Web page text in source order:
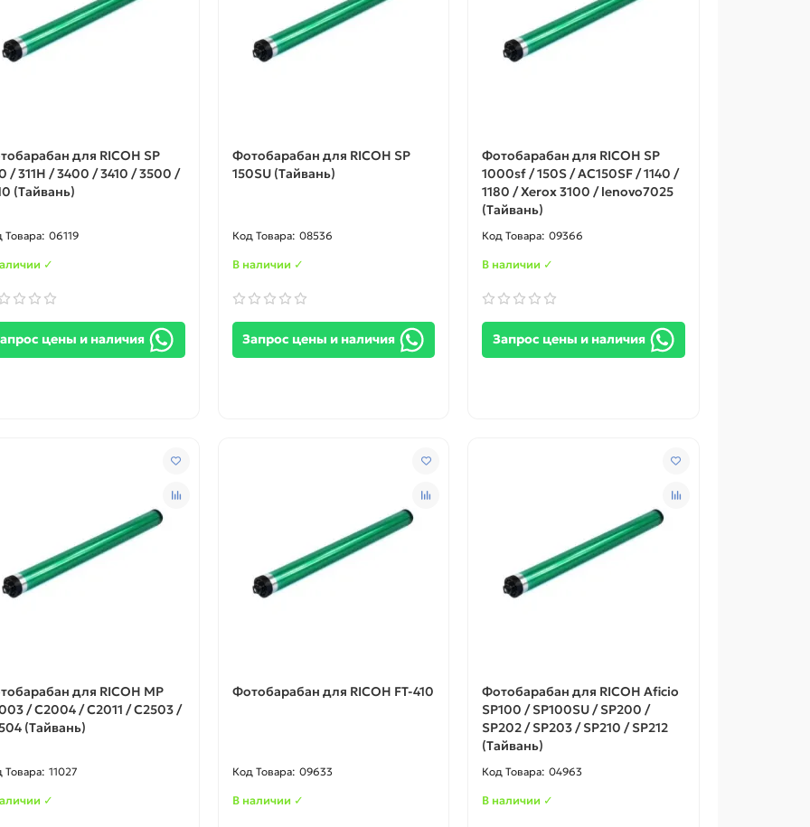
для RICOH SP
/ 311H / 3400 / 3410 / 3500 /
(Тайвань)
06119
✓
цены и наличия
Фотобарабан для RICOH SP
150SU (Тайвань)
08536
В наличии ✓
Запрос цены и наличия
Фотобарабан для RICOH SP
1000sf / 150S / AC150SF / 1140 /
1180 / Xerox 3100 / lenovo7025
(Тайвань)
09366
В наличии ✓
Запрос цены и наличия
для RICOH MP
/ C2004 / C2011 / C2503 /
(Тайвань)
11027
✓
Фотобарабан для RICOH FT-410
09633
В наличии ✓
Фотобарабан для RICOH Aficio
SP100 / SP100SU / SP200 /
SP202 / SP203 / SP210 / SP212
(Тайвань)
04963
В наличии ✓